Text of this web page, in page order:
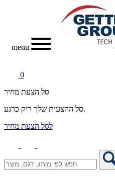
menu
0
סל הצעת מחיר
סל ההצעות שלך ריק כרגע.
לסל הצעת מחיר